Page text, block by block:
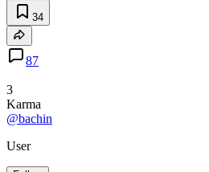
34
87
3
Karma
@bachin
User